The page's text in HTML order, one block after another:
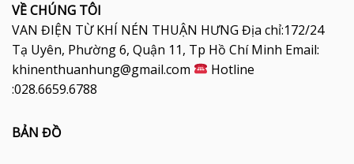
VỀ CHÚNG TÔI
VAN ĐIỆN TỪ KHÍ NÉN THUẬN HƯNG Địa chỉ:172/24
Tạ Uyên, Phường 6, Quận 11, Tp Hồ Chí Minh Email:
khinenthuanhung@gmail.com
Hotline
:028.6659.6788
BẢN ĐỒ